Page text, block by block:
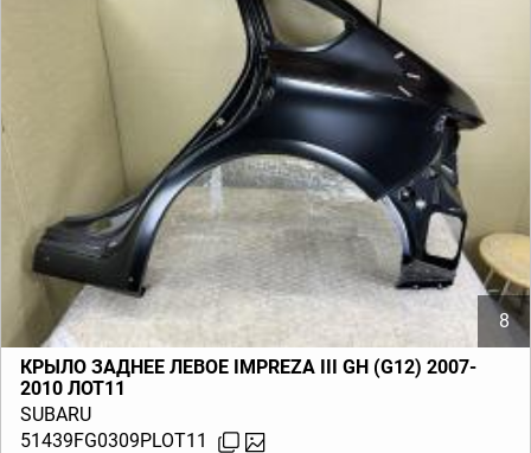
8
КРЫЛО ЗАДНЕЕ ЛЕВОЕ IMPREZA III GH (G12) 2007-
2010 ЛОТ11
SUBARU
51439FG0309PLOT11